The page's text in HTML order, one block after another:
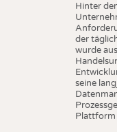
Hinter
der
wurde
seine
Plattform